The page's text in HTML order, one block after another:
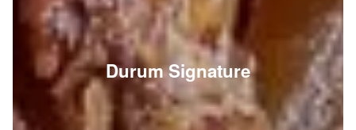
Durum Signature